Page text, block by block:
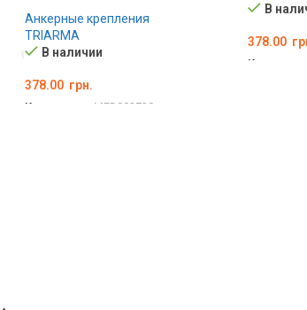
В
378.00
Код
Анкерные крепления
TRIARMA
В наличии
378.00 грн.
Код товара: MED002730